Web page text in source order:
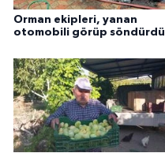
Orman ekipleri, yanan
otomobili görüp söndürdü